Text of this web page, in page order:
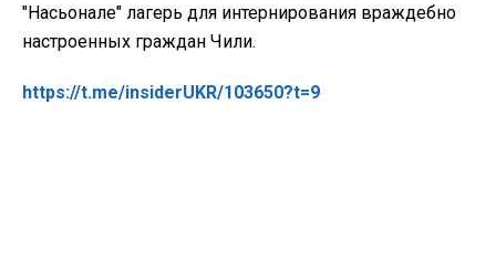
"Насьонале" лагерь для интернирования враждебно
настроенных граждан Чили.
https://t.me/insiderUKR/103650?t=9